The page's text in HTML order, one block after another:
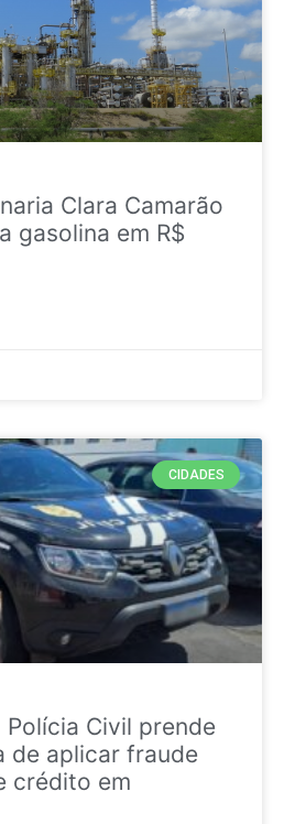
Clara Camarão
gasolina em R$
CIDADES
Civil prende
de aplicar fraude
crédito em